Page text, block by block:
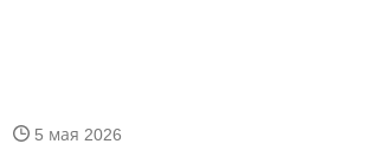
5 мая 2026